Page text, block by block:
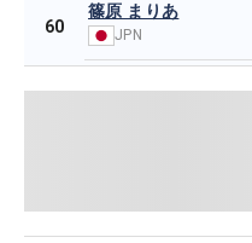
60
篠原 まりあ
JPN